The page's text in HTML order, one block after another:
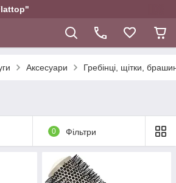
Аксесуари Гребінці, щітки,
0 Фільтри